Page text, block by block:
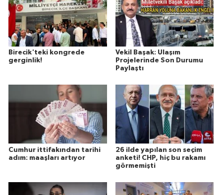
Birecik'teki kongrede
gerginlik!
Vekil Başak: Ulaşım
Projelerinde Son Durumu
Paylaştı
Cumhur ittifakından tarihi
adım: maaşları artıyor
26 ilde yapılan son seçim
anketi! CHP, hiç bu rakamı
görmemişti